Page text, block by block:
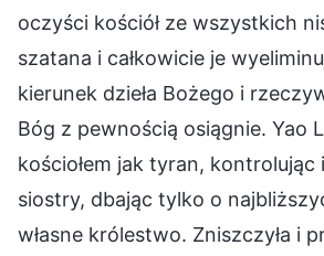
oczyści kościół ze wszystkich
szatana i całkowicie je
kierunek dzieła Bożego i
Bóg z pewnością osiągnie. Yao
kościołem jak tyran, kontrolując
siostry, dbając tylko o
własne królestwo. Zniszczyła i